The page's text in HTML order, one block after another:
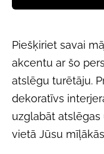
Piešķiriet savai
akcentu ar šo
atslēgu turētāju.
dekoratīvs
uzglabāt
vietā Jūsu